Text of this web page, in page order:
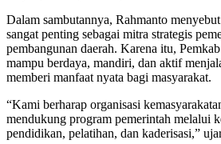
Dalam sambutannya, Rahmanto
sangat penting sebagai mitra strategis
pembangunan daerah. Karena itu,
mampu berdaya, mandiri, dan aktif
memberi manfaat nyata bagi masyarakat.
“Kami berharap organisasi
mendukung program pemerintah melalui
pendidikan, pelatihan, dan kaderisasi,”